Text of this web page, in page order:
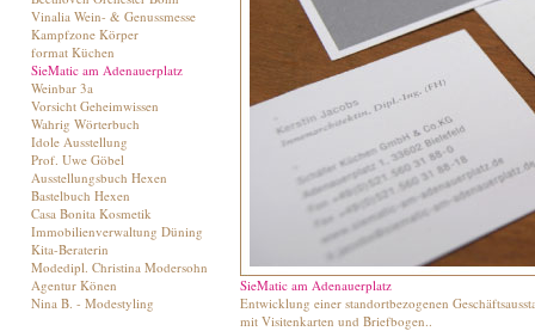
Vinalia Wein- & Genussmesse
Kampfzone Körper
format Küchen
SieMatic am Adenauerplatz
Weinbar 3a
Vorsicht Geheimwissen
Wahrig Wörterbuch
Idole Ausstellung
Prof. Uwe Göbel
Ausstellungsbuch Hexen
Bastelbuch Hexen
Casa Bonita Kosmetik
Immobilienverwaltung Düning
Kita-Beraterin
Modedipl. Christina Modersohn
Agentur Könen
Nina B. - Modestyling
SieMatic am Adenauerplatz
Entwicklung einer standortbezogenen
mit Visitenkarten und Briefbogen..